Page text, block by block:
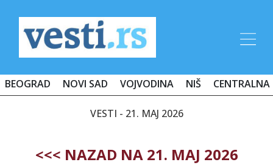
BEOGRAD NOVI SAD VOJVODINA NIŠ CENTRALNA
VESTI - 21. MAJ 2026
<<< NAZAD NA 21. MAJ 2026